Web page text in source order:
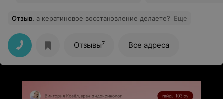
Отзыв. а кератиновое восстановление делаете? Еще
Отзывы7 Все адреса